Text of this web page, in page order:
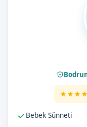
Bebek Sünneti